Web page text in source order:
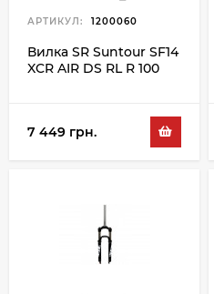
АРТИКУЛ: 1200060
Вилка SR Suntour SF14
XCR AIR DS RL R 100
7 449 грн.